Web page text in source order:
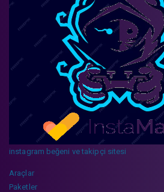
instagram beğeni ve takipçi sitesi
Araçlar
Paketler